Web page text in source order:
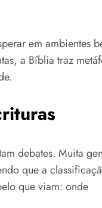
em ambientes
a Bíblia traz
debates. Muita
que a
que viam: onde